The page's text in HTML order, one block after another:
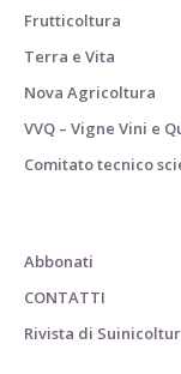
Frutticoltura
Terra e Vita
Nova Agricoltura
VVQ – Vigne Vini e
Comitato tecnico
Abbonati
CONTATTI
Rivista di